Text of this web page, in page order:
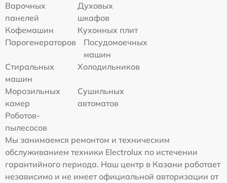
Варочных
панелей
Духовых
шкафов
Кофемашин
Кухонных плит
Парогенераторов
Посудомоечных
машин
Стиральных
машин
Холодильников
Морозильных
камер
Сушильных
автоматов
Роботов-
пылесосов
Мы занимаемся ремонтом и техническим
обслуживанием техники Electrolux по истечении
гарантийного периода. Наш центр в Казани работает
независимо и не имеет официальной авторизации от